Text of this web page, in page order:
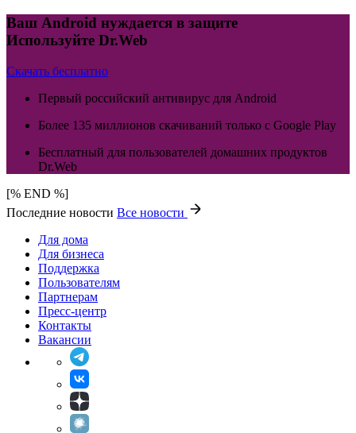
Ваш Android нуждается в защите
Используйте Dr.Web
Скачать бесплатно
Первый российский антивирус для Android
Более 135 миллионов скачиваний только с Google Play
Бесплатный для пользователей домашних продуктов
Dr.Web
[% END %]
Последние новости Все новости
Для дома
Для бизнеса
Поддержка
Пользователям
Партнерам
Пресс-центр
Контакты
Вакансии